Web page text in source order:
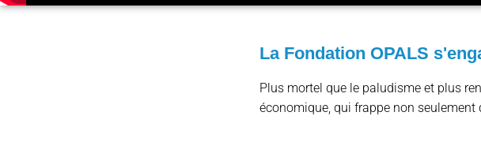
La Fondation OPALS
Plus mortel que le paludisme et plus
économique, qui frappe non